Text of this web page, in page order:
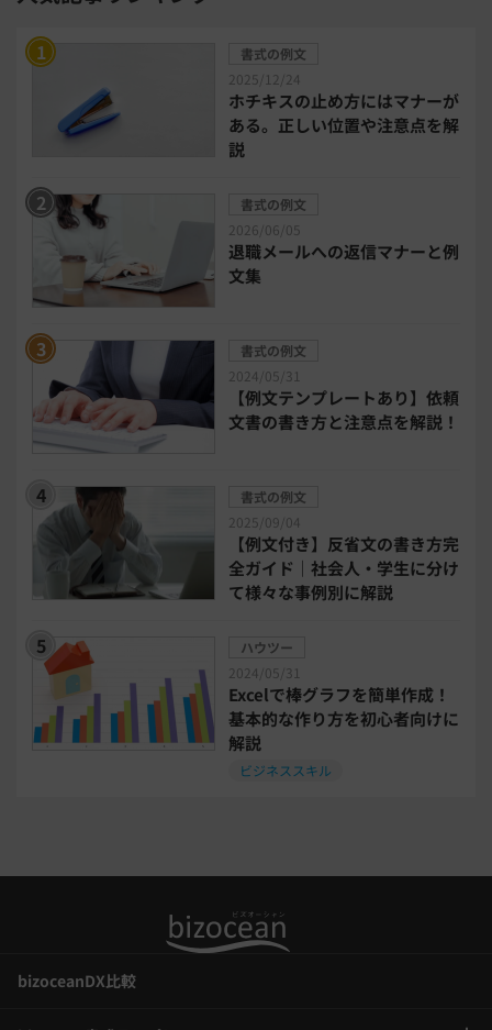
勤怠管理システム
健康管理システム
電子契約システム 会計業務システム
2026年トレンド ビジネススキル
DX・デジタル化 電子帳簿保存法
民法改正対応書式テンプレート
bizoceanお勧め動画
タイアップ
ニューノーマル時代における企業のあり方
インボイス制度解説 税制改正
喪中はがき 働き方改革
書式の例文
2025/12/24
ホチキスの止め方にはマナーが
ある。正しい位置や注意点を解
説
書式の例文
2026/06/05
退職メールへの返信マナーと例
文集
書式の例文
2024/05/31
【例文テンプレートあり】依頼
文書の書き方と注意点を解説！
書式の例文
2025/09/04
【例文付き】反省文の書き方完
全ガイド｜社会人・学生に分け
て様々な事例別に解説
ハウツー
2024/05/31
Excelで棒グラフを簡単作成！
基本的な作り方を初心者向けに
解説
ビジネススキル
bizoceanDX比較